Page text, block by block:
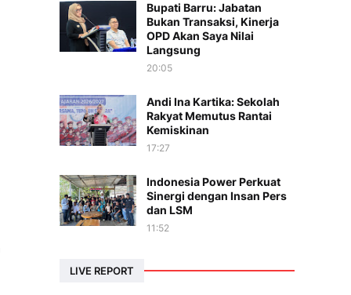
Bupati Barru: Jabatan
Bukan Transaksi, Kinerja
OPD Akan Saya Nilai
Langsung
20:05
Andi Ina Kartika: Sekolah
Rakyat Memutus Rantai
Kemiskinan
17:27
Indonesia Power Perkuat
Sinergi dengan Insan Pers
dan LSM
11:52
LIVE REPORT